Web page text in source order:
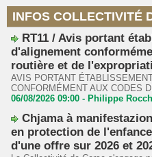
INFOS COLLECTIVITÉ
RT11 / Avis portant
d'alignement
routière et de
AVIS PORTANT
CONFORMÉMENT AUX CODES
06/08/2026 09:00 - Philippe
Chjama à
en protection de
d'une offre sur 2026 et